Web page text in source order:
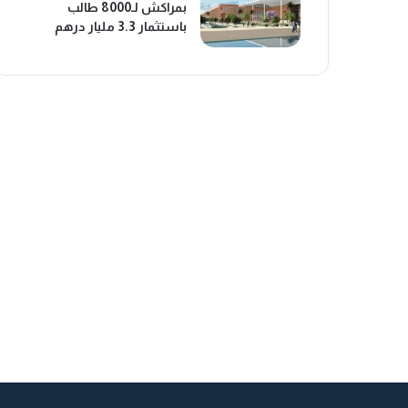
بمراكش لـ8000 طالب
باستثمار 3.3 مليار درهم